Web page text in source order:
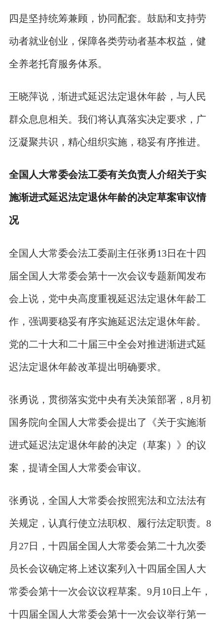
四是坚持统筹兼顾，协同配套。鼓励和支持劳
动者就业创业，保障各类劳动者基本权益，健
全养老托育服务体系。
王晓萍说，渐进式延迟法定退休年龄，与人民
群众息息相关。我们将认真落实决定要求，广
泛凝聚共识，精心组织实施，稳妥有序推进。
全国人大常委会法工委有关负责人介绍关于实
施渐进式延迟法定退休年龄的决定草案审议情
况
全国人大常委会法工委副主任张勇13日在十四
届全国人大常委会第十一次会议专题新闻发布
会上说，党中央高度重视延迟法定退休年龄工
作，强调要稳妥有序实施延迟法定退休年龄。
党的二十大和二十届三中全会对推进渐进式延
迟法定退休年龄改革提出明确要求。
张勇说，贯彻落实党中央有关决策部署，8月初
国务院向全国人大常委会提出了《关于实施渐
进式延迟法定退休年龄的决定（草案）》的议
案，提请全国人大常委会审议。
张勇说，全国人大常委会按照宪法和立法法有
关规定，认真行使立法职权、履行法定职责。8
月27日，十四届全国人大常委会第二十九次委
员长会议确定将上述议案列入十四届全国人大
常委会第十一次会议议程草案。9月10日上午，
十四届全国人大常委会第十一次会议举行第一